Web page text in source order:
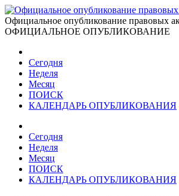
Официальное опубликование правовых
ОФИЦИАЛЬНОЕ ОПУБЛИКОВАНИЕ
Сегодня
Неделя
Месяц
ПОИСК
КАЛЕНДАРЬ ОПУБЛИКОВАНИЯ
Сегодня
Неделя
Месяц
ПОИСК
КАЛЕНДАРЬ ОПУБЛИКОВАНИЯ